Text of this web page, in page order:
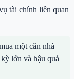
tài chính liên quan
một căn nhà
lớn và hậu quả